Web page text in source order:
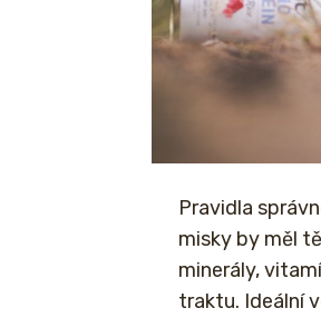
Pravidla
misky by měl
minerály,
traktu. Ideální